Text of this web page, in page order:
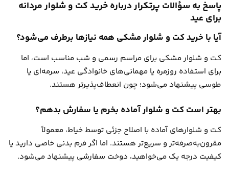
پاسخ به سؤالات پرتکرار درباره خرید کت و شلوار مردانه
برای عید
آیا با خرید کت و شلوار مشکی همه نیازها برطرف می‌شود؟
کت و شلوار مشکی برای مراسم رسمی و شب مناسب است، اما
برای استفاده روزمره یا مهمانی‌های خانوادگی عید، سرمه‌ای یا
طوسی پیشنهاد می‌شود؛ چون انعطاف‌پذیرتر هستند.
بهتر است کت و شلوار آماده بخرم یا سفارش بدهم؟
کت و شلوارهای آماده با اصلاح جزئی توسط خیاط، معمولاً
مقرون‌به‌صرفه‌تر و سریع‌تر هستند. اما اگر فرم بدنی خاصی دارید یا
کیفیت درجه یک می‌خواهید، دوخت سفارشی پیشنهاد می‌شود.